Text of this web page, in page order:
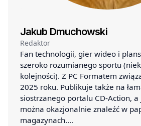
Jakub Dmuchowski
Redaktor
Fan technologii, gier wideo i
szeroko rozumianego sportu
kolejności). Z PC Formatem
2025 roku. Publikuje także na
siostrzanego portalu CD-Action,
można okazjonalnie znaleźć w
magazynach.…